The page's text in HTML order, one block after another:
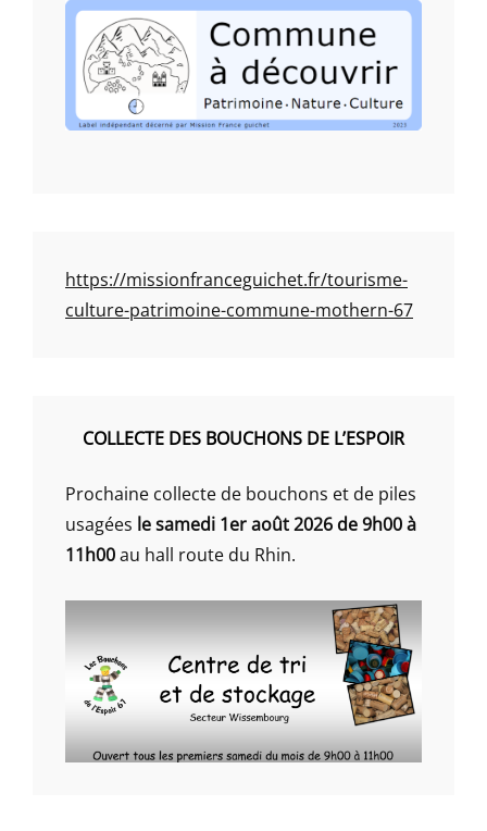
https://missionfranceguichet.fr/tourisme-
culture-patrimoine-commune-mothern-67
COLLECTE DES BOUCHONS DE L’ESPOIR
Prochaine collecte de bouchons et de piles
usagées le samedi 1er août 2026 de 9h00 à
11h00au hall route du Rhin.